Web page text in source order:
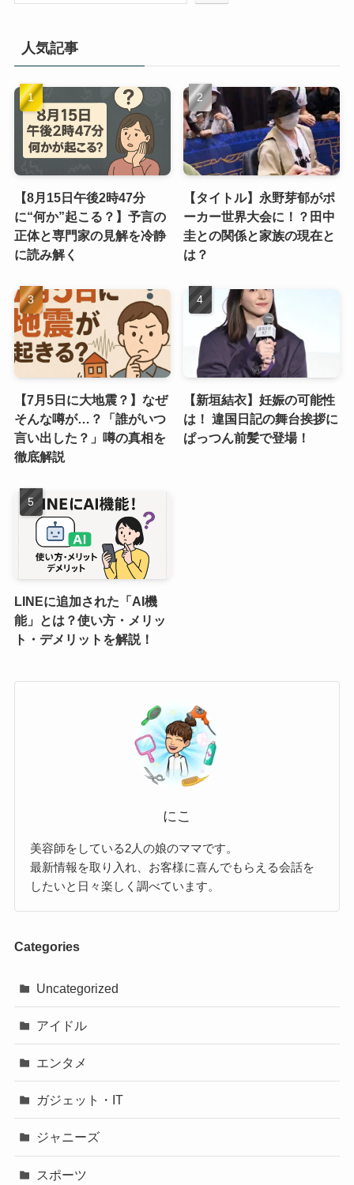
人気記事
【8月15日午後2時47分
に“何か”起こる？】予言の
正体と専門家の見解を冷静
に読み解く
【タイトル】永野芽郁がポ
ーカー世界大会に！？田中
圭との関係と家族の現在と
は？
【7月5日に大地震？】なぜ
そんな噂が…？「誰がいつ
言い出した？」噂の真相を
徹底解説
【新垣結衣】妊娠の可能性
は！ 違国日記の舞台挨拶に
ぱっつん前髪で登場！
LINEに追加された「AI機
能」とは？使い方・メリッ
ト・デメリットを解説！
にこ
美容師をしている2人の娘のママです。
最新情報を取り入れ、お客様に喜んでもらえる会話を
したいと日々楽しく調べています。
Categories
Uncategorized
アイドル
エンタメ
ガジェット・IT
ジャニーズ
スポーツ